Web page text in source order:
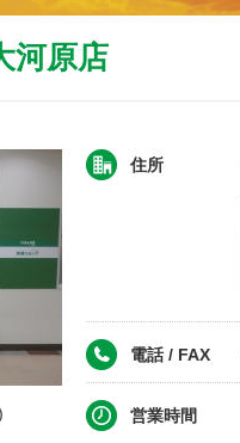
河原店
住所
電話 / FAX
営業時間